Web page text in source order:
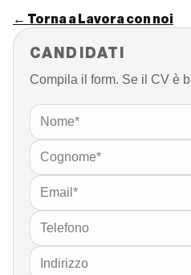
← Torna a Lavora con noi
CANDIDATI
Compila il form. Se il CV è